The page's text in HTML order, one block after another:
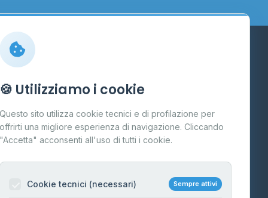
Contatti
Per gestori
Informazioni legali
🍪 Utilizziamo i cookie
Questo sito utilizza cookie tecnici e di profilazione per
offrirti una migliore esperienza di navigazione. Cliccando
"Accetta" acconsenti all'uso di tutti i cookie.
Cookie tecnici (necessari) Sempre attivi